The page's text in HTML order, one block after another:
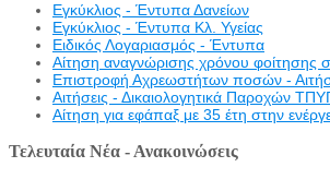
Εγκύκλιος - Έντυπα Δανείων
Εγκύκλιος - Έντυπα Κλ. Υγείας
Eιδικός Λογαριασμός - Έντυπα
Αίτηση αναγνώρισης χρόνου φοίτησης
Επιστροφή Αχρεωστήτων ποσών -
Αιτήσεις - Δικαιολογητικά Παροχών
Αίτηση για εφάπαξ με 35 έτη στην
Τελευταία Νέα - Ανακοινώσεις